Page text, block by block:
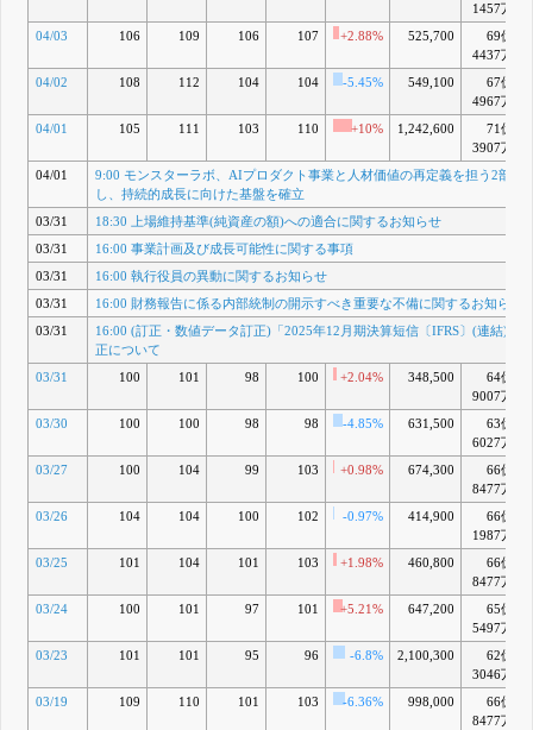
1457万
04/03
106 109 106 107 +2.88% 525,700
69億
4437万
04/02
108 112 104 104 -5.45% 549,100
67億
4967万
04/01
105 111 103 110 +10% 1,242,600
71億
3907万
04/01
9:00 モンスターラボ、AIプロダクト事業と人材価値の再定義を担う2部門
し、持続的成長に向けた基盤を確立
03/31
18:30 上場維持基準(純資産の額)への適合に関するお知らせ
03/31
16:00 事業計画及び成長可能性に関する事項
03/31
16:00 執行役員の異動に関するお知らせ
03/31
16:00 財務報告に係る内部統制の開示すべき重要な不備に関するお知らせ
03/31
16:00 (訂正・数値データ訂正)「2025年12月期決算短信〔IFRS〕(連結)」
正について
03/31
100 101 98 100 +2.04% 348,500
64億
9007万
03/30
100 100 98 98 -4.85% 631,500
63億
6027万
03/27
100 104 99 103 +0.98% 674,300
66億
8477万
03/26
104 104 100 102 -0.97% 414,900
66億
1987万
03/25
101 104 101 103 +1.98% 460,800
66億
8477万
03/24
100 101 97 101 +5.21% 647,200
65億
5497万
03/23
101 101 95 96 -6.8% 2,100,300
62億
3046万
03/19 109 110 101 103 -6.36% 998,000
66億
8477万